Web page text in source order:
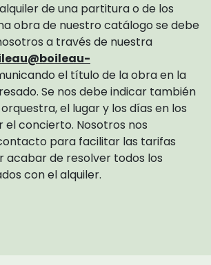
de una partitura o de los
obra de nuestro catálogo se debe
a través de nuestra
el título de la obra en la
Se nos debe indicar también
el lugar y los días en los
el concierto. Nosotros nos
para facilitar las tarifas
acabar de resolver todos los
con el alquiler.